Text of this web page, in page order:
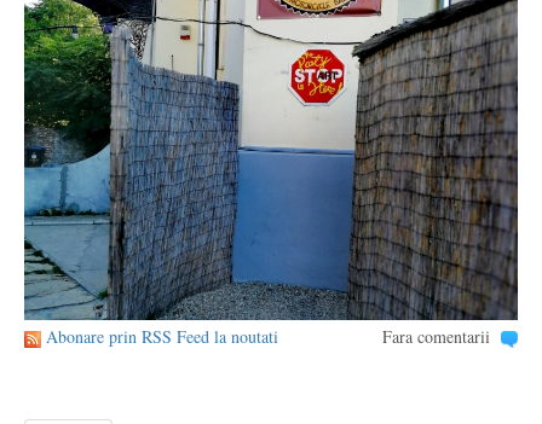
Abonare prin RSS Feed la noutati Fara comentarii